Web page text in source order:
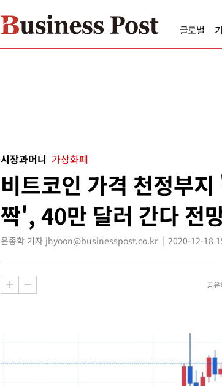
글로벌
시장과머니 가상화폐
비트코인 가격 천정부
짝', 40만 달러 간다 전
윤종학 기자 jhyoon@businesspost.co.kr 2020-12-18
공유